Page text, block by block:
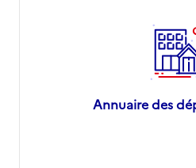
Annuaire des